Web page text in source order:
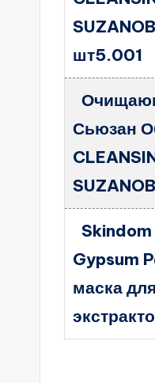
шт5.001
Сьюзан
Gypsum
маска